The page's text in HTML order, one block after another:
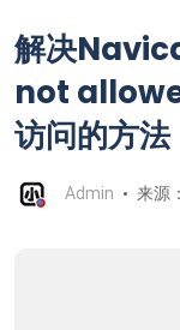
解决
not
访问的方法
Admin 来源：